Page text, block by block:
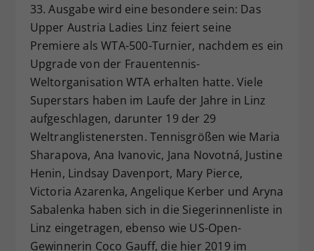
33. Ausgabe wird eine besondere sein: Das
Upper Austria Ladies Linz feiert seine
Premiere als WTA-500-Turnier, nachdem es ein
Upgrade von der Frauentennis-
Weltorganisation WTA erhalten hatte. Viele
Superstars haben im Laufe der Jahre in Linz
aufgeschlagen, darunter 19 der 29
Weltranglistenersten. Tennisgrößen wie Maria
Sharapova, Ana Ivanovic, Jana Novotná, Justine
Henin, Lindsay Davenport, Mary Pierce,
Victoria Azarenka, Angelique Kerber und Aryna
Sabalenka haben sich in die Siegerinnenliste in
Linz eingetragen, ebenso wie US-Open-
Gewinnerin Coco Gauff, die hier 2019 im